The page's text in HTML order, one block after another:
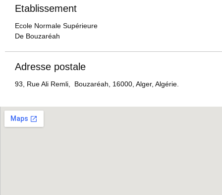
Etablissement
Ecole Normale Supérieure
De Bouzaréah
Adresse postale
93, Rue Ali Remli, Bouzaréah, 16000, Alger, Algérie.